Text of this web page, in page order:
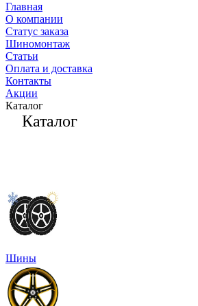
Главная
О компании
Статус заказа
Шиномонтаж
Статьи
Оплата и доставка
Контакты
Акции
Каталог
Каталог
Шины